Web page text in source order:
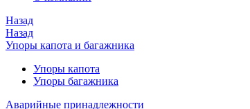
Назад
Назад
Упоры капота и багажника
Упоры капота
Упоры багажника
Аварийные принадлежности